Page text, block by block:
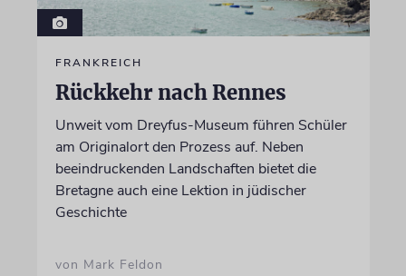
FRANKREICH
Rückkehr nach Rennes
Unweit vom Dreyfus-Museum führen Schüler
am Originalort den Prozess auf. Neben
beeindruckenden Landschaften bietet die
Bretagne auch eine Lektion in jüdischer
Geschichte
von Mark Feldon